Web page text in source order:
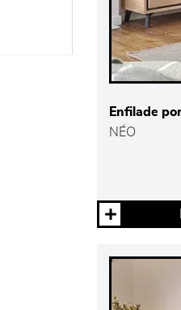
Enfilade
NÉO